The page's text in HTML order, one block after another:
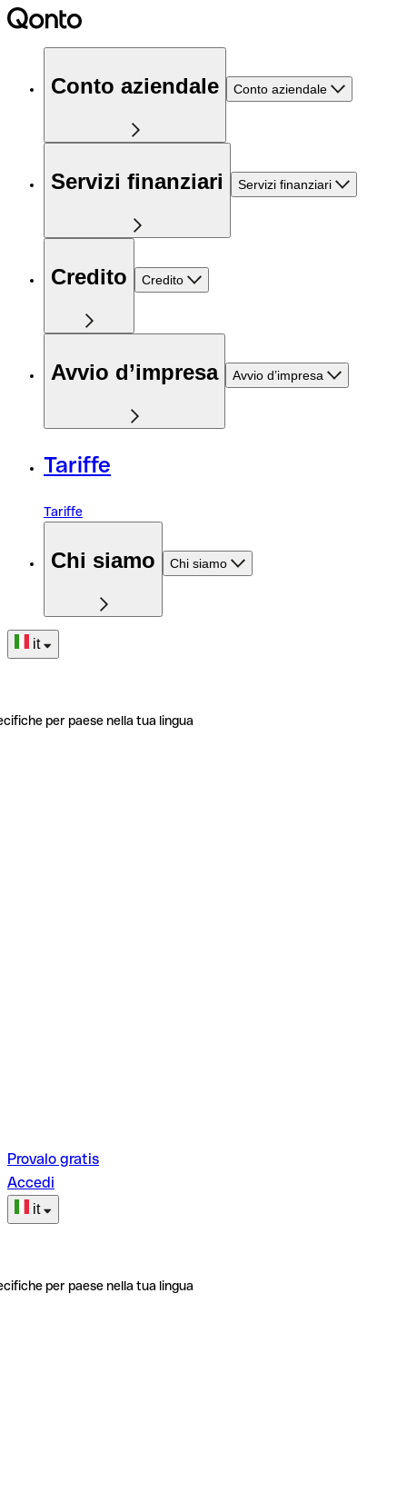
Conto aziendale Conto aziendale
Servizi finanziari Servizi finanziari
Credito Credito
Avvio d’impresa Avvio d’impresa
Tariffe
Tariffe
Chi siamo Chi siamo
it
per paese nella tua lingua
Provalo gratis
Accedi
it
per paese nella tua lingua